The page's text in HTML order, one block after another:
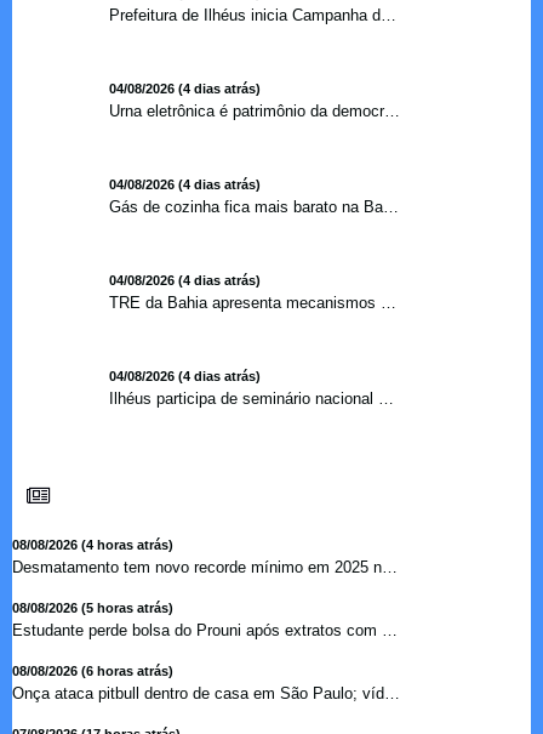
Prefeitura de Ilhéus inicia Campanha de Multivacinação 2026
04/08/2026 (4 dias atrás)
Urna eletrônica é patrimônio da democracia, diz presidente do TSE
04/08/2026 (4 dias atrás)
Gás de cozinha fica mais barato na Bahia após redução de 7,1%
04/08/2026 (4 dias atrás)
TRE da Bahia apresenta mecanismos de segurança das urnas e nova ordem de votação para eleições
04/08/2026 (4 dias atrás)
Ilhéus participa de seminário nacional sobre turismo sustentável e captação de investimentos
08/08/2026 (4 horas atrás)
Desmatamento tem novo recorde mínimo em 2025 na mata atlâ...
08/08/2026 (5 horas atrás)
Estudante perde bolsa do Prouni após extratos com apostas ...
08/08/2026 (6 horas atrás)
Onça ataca pitbull dentro de casa em São Paulo; vídeo ...